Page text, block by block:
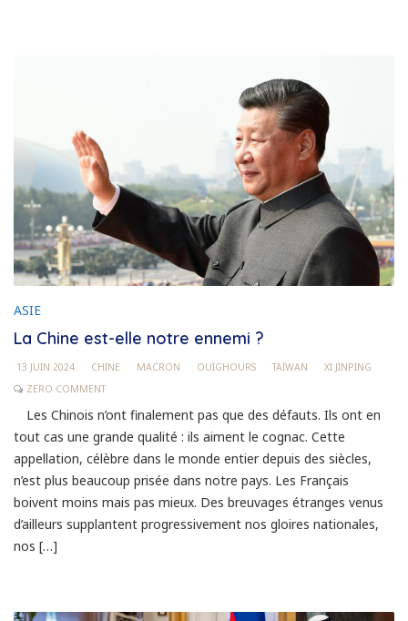
ASIE
La Chine est-elle notre ennemi ?
13 JUIN 2024 CHINE MACRON OUÏGHOURS TAÏWAN
XI JINPING
ZERO COMMENT
Les Chinois n’ont finalement pas que des défauts. Ils ont en
tout cas une grande qualité : ils aiment le cognac. Cette
appellation, célèbre dans le monde entier depuis des siècles,
n’est plus beaucoup prisée dans notre pays. Les Français
boivent moins mais pas mieux. Des breuvages étranges venus
d’ailleurs supplantent progressivement nos gloires nationales,
nos […]